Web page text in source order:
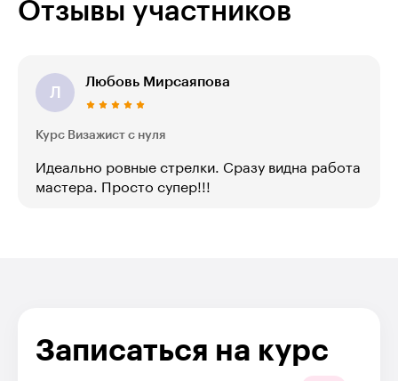
Отзывы участников
Л
Любовь Мирсаяпова
Курс Визажист с нуля
Идеально ровные стрелки. Сразу видна работа
мастера. Просто супер!!!
Записаться на курс